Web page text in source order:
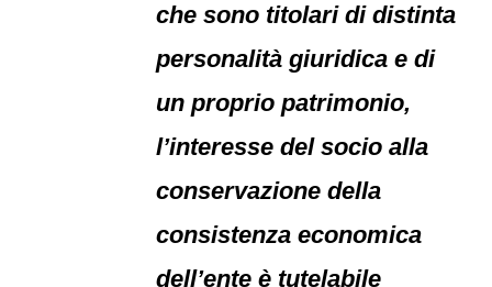
che sono titolari di distinta
personalità giuridica e di
un proprio patrimonio,
l’interesse del socio alla
conservazione della
consistenza economica
dell’ente è tutelabile